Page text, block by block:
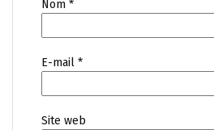
Nom *
E-mail *
Site web